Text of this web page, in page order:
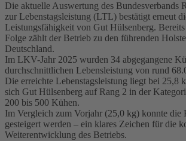
Die aktuelle Auswertung des Bundesverbands
zur Lebenstagsleistung (LTL) bestätigt erneut
Leistungsfähigkeit von Gut Hülsenberg.
Folge zählt der Betrieb zu den führenden
Deutschland.
Im LKV-Jahr 2025 wurden 34 abgegangene
durchschnittlichen Lebensleistung von rund
Die erreichte Lebenstagsleistung liegt bei 25,8
sich Gut Hülsenberg auf Rang 2 in der
200 bis 500 Kühen.
Im Vergleich zum Vorjahr (25,0 kg) konnte die
gesteigert werden – ein klares Zeichen für die
Weiterentwicklung des Betriebs.